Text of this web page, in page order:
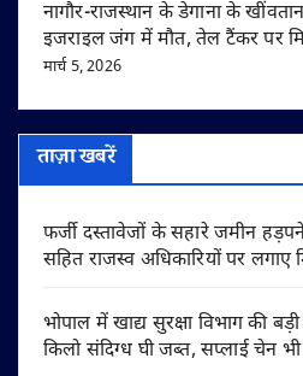
नागौर-राजस्थान के डेगाना के
इजराइल जंग में मौत, तेल टैंकर पर
मार्च 5, 2026
ताज़ा खबरें
फर्जी दस्तावेजों के सहारे जमीन
सहित राजस्व अधिकारियों पर
भोपाल में खाद्य सुरक्षा विभाग की
किलो संदिग्ध घी जब्त, सप्लाई चेन